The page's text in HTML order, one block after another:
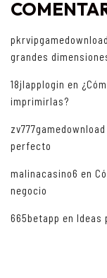
pkrvipgamedownload
grandes
18jlapplogin en
imprimirlas?
zv777gamedownload
perfecto
malinacasino6 en
negocio
665betapp en Ideas